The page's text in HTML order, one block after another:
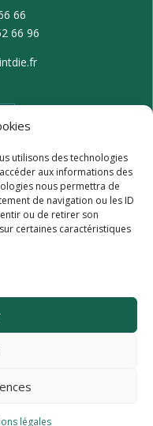
utilisons des technologies
aux informations des
nous permettra de
de navigation ou les ID
ou de retirer son
certaines caractéristiques
légales
66
66 96